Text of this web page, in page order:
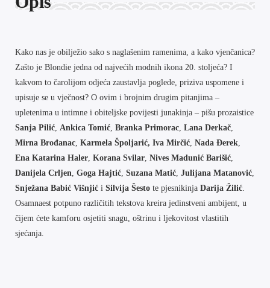
Kako nas je obilježio sako s naglašenim ramenima, a kako vjenčanica?
Zašto je Blondie jedna od najvećih modnih ikona 20. stoljeća? I
kakvom to čarolijom odjeća zaustavlja poglede, priziva uspomene i
upisuje se u vječnost? O ovim i brojnim drugim pitanjima –
upletenima u intimne i obiteljske povijesti junakinja – pišu prozaistice
Sanja Pilić Ankica Tomić Branka Primorac Lana Derkač
Mirna Brođanac Karmela Špoljarić, Iva Mirčić Nada Đerek
Ena Katarina Haler Korana Svilar Nives Madunić Barišić
Danijela Crljen Goga Hajtić Suzana Matić Julijana Matanović
Snježana Babić Višnjić i Silvija Šesto te pjesnikinja Darija Žilić
Osamnaest potpuno različitih tekstova kreira jedinstveni ambijent, u
čijem ćete kamforu osjetiti snagu, oštrinu i ljekovitost vlastitih
sjećanja.